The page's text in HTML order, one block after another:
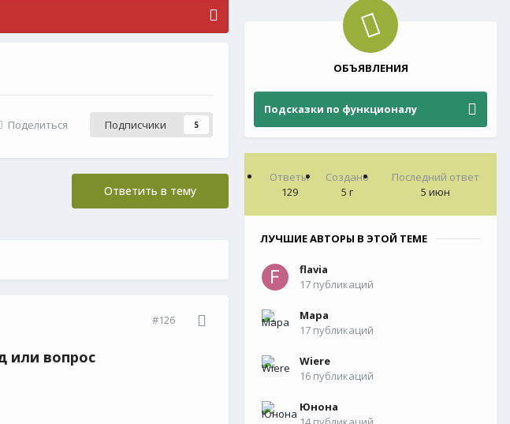
Поделиться Подписчики 5
Ответить в тему
#126
или вопрос
ОБЪЯВЛЕНИЯ
Подсказки по функционалу
Ответы
129
Создано
5 г
Последний ответ
5 июн
ЛУЧШИЕ АВТОРЫ В ЭТОЙ ТЕМЕ
flavia
17 публикаций
Мара
17 публикаций
Wiere
16 публикаций
Юнона